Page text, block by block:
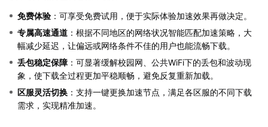
免费体验 ：可享受免费试用，便于实际体验加速效果再做决定。
专属高速通道 ：根据不同地区的网络状况智能匹配加速策略，大
幅减少延迟，让偏远或网络条件不佳的用户也能流畅下载。
丢包稳定保障 ：可显著缓解校园网、公共WiFi下的丢包和波动现
象，使下载全过程更加平稳顺畅，避免反复重新加载。
区服灵活切换 ：支持一键更换加速节点，满足各区服的不同下载
需求，实现精准加速。